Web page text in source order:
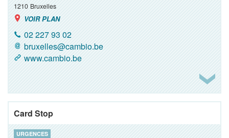
1210 Bruxelles
VOIR PLAN
02 227 93 02
bruxelles@cambio.be
www.cambio.be
Card Stop
URGENCES